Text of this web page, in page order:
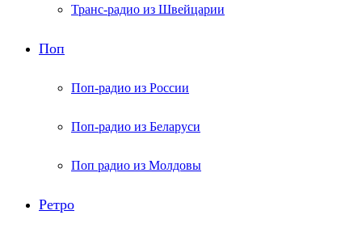
Транс-радио из Швейцарии
Поп
Поп-радио из России
Поп-радио из Беларуси
Поп радио из Молдовы
Ретро